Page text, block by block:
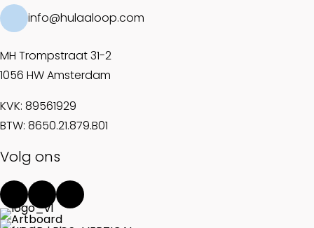
info@hulaaloop.com
MH Trompstraat 31-2
1056 HW Amsterdam
KVK: 89561929
BTW: 8650.21.879.B01
Volg ons